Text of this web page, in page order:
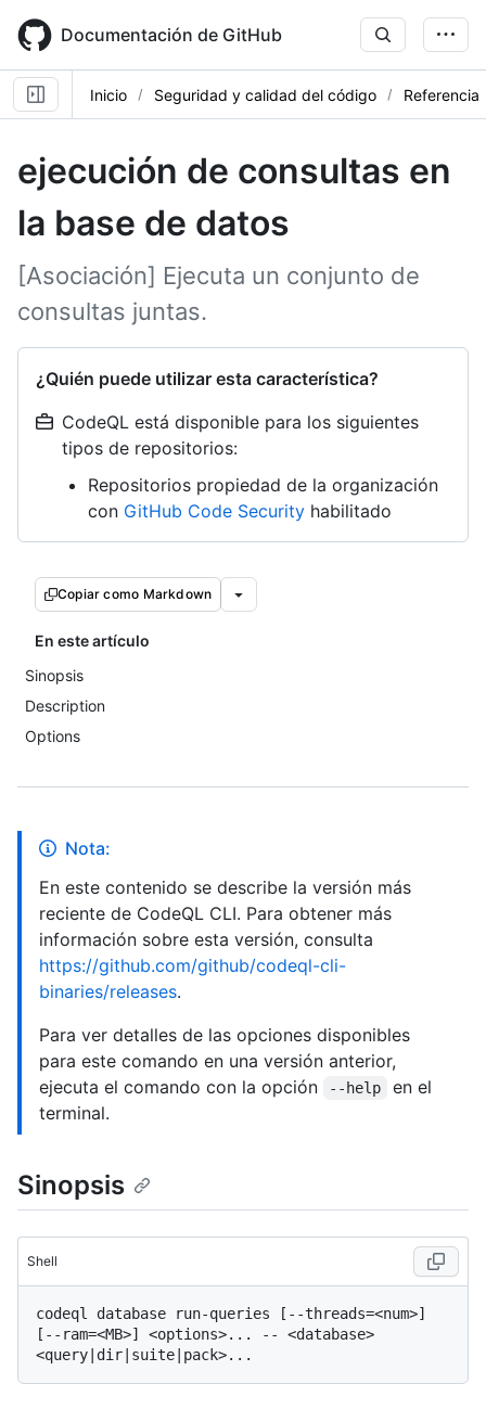
main
content
Documentación de GitHub
Inicio Seguridad y calidad del código Referencia
ejecución de consultas en
la base de datos
[Asociación] Ejecuta un conjunto de
consultas juntas.
¿Quién puede utilizar esta característica?
CodeQL está disponible para los siguientes
tipos de repositorios:
Repositorios propiedad de la organización
con GitHub Code Security habilitado
Copiar como Markdown
En este artículo
Sinopsis
Description
Options
Nota:
En este contenido se describe la versión más
reciente de CodeQL CLI. Para obtener más
información sobre esta versión, consulta
https://github.com/github/codeql-cli-
binaries/releases.
Para ver detalles de las opciones disponibles
para este comando en una versión anterior,
ejecuta el comando con la opción
--help
en el
terminal.
Sinopsis
Shell
codeql database run-queries [--threads=<num>]
[--ram=<MB>] <options>... -- <database>